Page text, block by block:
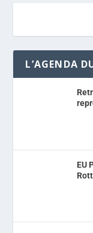
L’AGENDA
EU